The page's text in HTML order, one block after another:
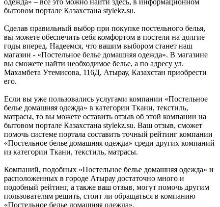
одежда» – всё это можно найти здесь, в информационном
бытовом портале Казахстана stylekz.su.
Сделав правильный выбор при покупке постельного белья,
вы можете обеспечить себя комфортом в постели на долгие
годы вперед. Надеемся, что вашим выбором станет наш
магазин - «Постельное белье домашняя одежда». В магазине
вы сможете найти необходимое белье, а по адресу ул.
Махамбета Утемисова, 116Д, Атырау, Казахстан приобрести
его.
Если вы уже пользовались услугами компании «Постельное
белье домашняя одежда» в категории Ткани, текстиль,
матрасы, то вы можете оставить отзыв об этой компании на
бытовом портале Казахстана stylekz.su. Ваш отзыв, сможет
помочь системе портала составить точный рейтинг компании
«Постельное белье домашняя одежда» среди других компаний
из категории Ткани, текстиль, матрасы.
Компаний, подобных «Постельное белье домашняя одежда» и
расположенных в городе Атырау достаточно много и
подобный рейтинг, а также ваш отзыв, могут помочь другим
пользователям решить, стоит ли обращаться в компанию
«Постельное белье домашняя одежда».